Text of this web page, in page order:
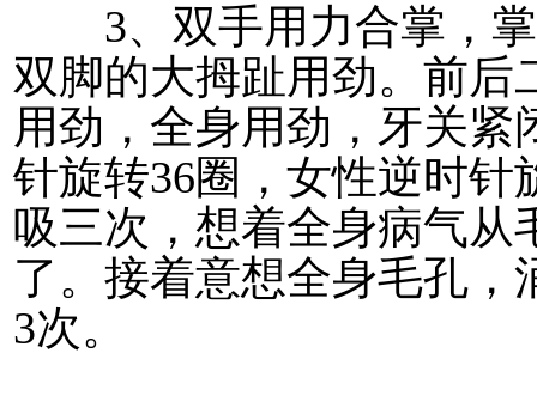
3、双手用力合掌，掌
双脚的大拇趾用劲。前后
用劲，全身用劲，牙关
针旋转36圈，女性逆时针
吸三次，想着全身病气从
了。接着意想全身毛孔
3次。